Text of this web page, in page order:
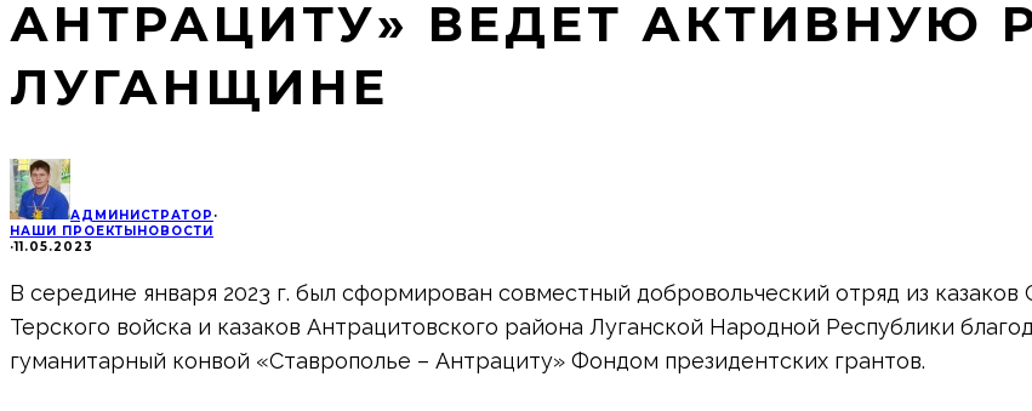
АНТРАЦИТУ» ВЕДЕТ АКТИВНУЮ
ЛУГАНЩИНЕ
АДМИНИСТРАТОР ·
НАШИ ПРОЕКТЫНОВОСТИ
·11.05.2023
В середине января 2023 г. был сформирован совместный добровольческий отряд из
Терского войска и казаков Антрацитовского района Луганской Народной Республики
гуманитарный конвой «Ставрополье – Антрациту» Фондом президентских грантов.